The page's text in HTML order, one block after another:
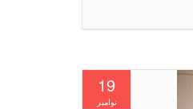
19
نوامبر